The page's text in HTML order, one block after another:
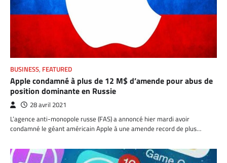
BUSINESS, FEATURED
Apple condamné à plus de 12 M$ d’amende pour abus de
position dominante en Russie
28 avril 2021
L’agence anti-monopole russe (FAS) a annoncé hier mardi avoir
condamné le géant américain Apple à une amende record de plus…